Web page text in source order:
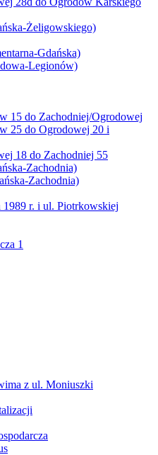
Żeligowskiego)
Gdańska)
Legionów)
15 do Zachodniej/Ogrodowej
25 do Ogrodowej 20 i
18 do Zachodniej 55
Zachodnia)
Zachodnia)
r. i ul. Piotrkowskiej
1
z ul. Moniuszki